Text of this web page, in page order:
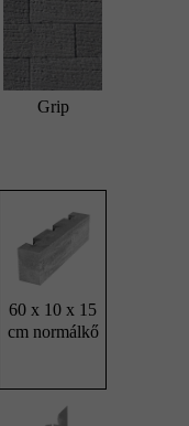
Grip
60 x 10 x 15
cm normálkő